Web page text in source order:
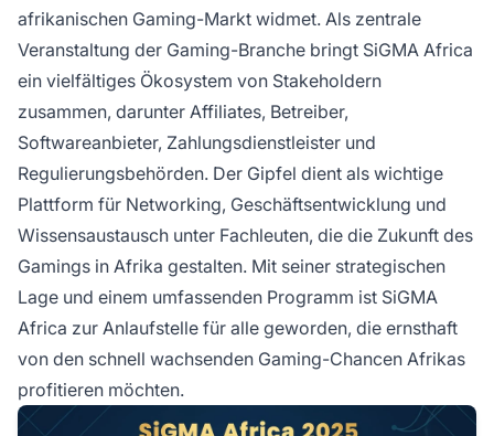
afrikanischen Gaming-Markt widmet. Als zentrale
Veranstaltung der Gaming-Branche bringt SiGMA Africa
ein vielfältiges Ökosystem von Stakeholdern
zusammen, darunter Affiliates, Betreiber,
Softwareanbieter, Zahlungsdienstleister und
Regulierungsbehörden. Der Gipfel dient als wichtige
Plattform für Networking, Geschäftsentwicklung und
Wissensaustausch unter Fachleuten, die die Zukunft des
Gamings in Afrika gestalten. Mit seiner strategischen
Lage und einem umfassenden Programm ist SiGMA
Africa zur Anlaufstelle für alle geworden, die ernsthaft
von den schnell wachsenden Gaming-Chancen Afrikas
profitieren möchten.